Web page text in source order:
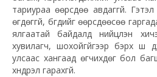
тариураа өөрсдөө авдаггүй.
өгдөггүй, бүгдийг өөрсдөөсөө
ялгаатай байдалд нийцүүлэн
хувилагч, шохойгүйгээр бэрх шүү
улсаас хангаад өгчихдөг бол
хүндрэл гарахгүй.